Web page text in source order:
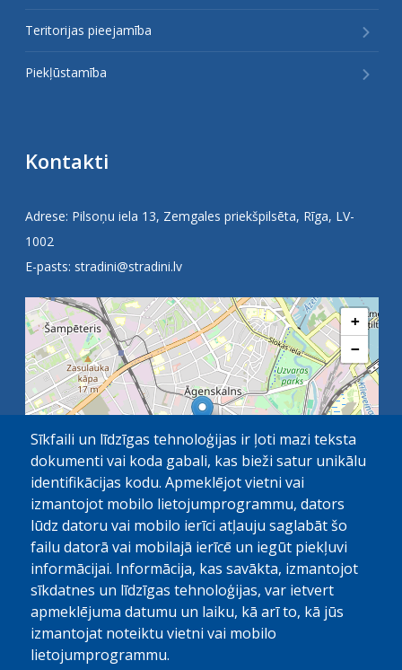
Teritorijas pieejamība
Piekļūstamība
Kontakti
Adrese: Pilsoņu iela 13, Zemgales priekšpilsēta, Rīga, LV-
1002
E-pasts: stradini@stradini.lv
+
−
1 km OpenStreetMap contributors
Sīkfaili un līdzīgas tehnoloģijas ir ļoti mazi teksta
dokumenti vai koda gabali, kas bieži satur unikālu
identifikācijas kodu. Apmeklējot vietni vai
izmantojot mobilo lietojumprogrammu, dators
lūdz datoru vai mobilo ierīci atļauju saglabāt šo
failu datorā vai mobilajā ierīcē un iegūt piekļuvi
informācijai. Informācija, kas savākta, izmantojot
sīkdatnes un līdzīgas tehnoloģijas, var ietvert
apmeklējuma datumu un laiku, kā arī to, kā jūs
izmantojat noteiktu vietni vai mobilo
lietojumprogrammu.